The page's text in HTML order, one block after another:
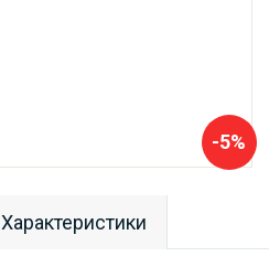
-5%
Характеристики